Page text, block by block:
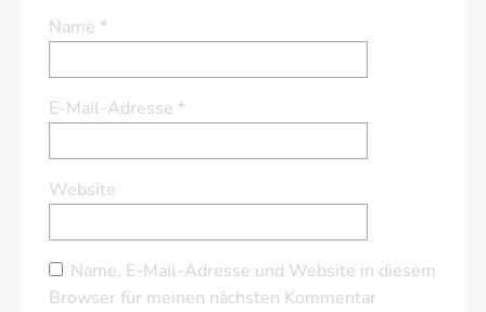
Name *
E-Mail-Adresse *
Website
Name, E-Mail-Adresse und Website in diesem
Browser für meinen nächsten Kommentar